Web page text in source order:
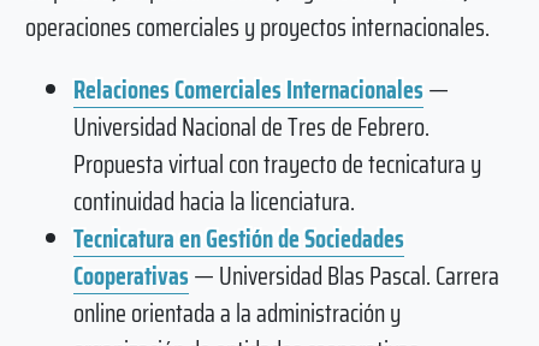
operaciones comerciales y proyectos internacionales.
Relaciones Comerciales Internacionales—
Universidad Nacional de Tres de Febrero.
Propuesta virtual con trayecto de tecnicatura y
continuidad hacia la licenciatura.
Tecnicatura en Gestión de Sociedades
Cooperativas— Universidad Blas Pascal. Carrera
online orientada a la administración y